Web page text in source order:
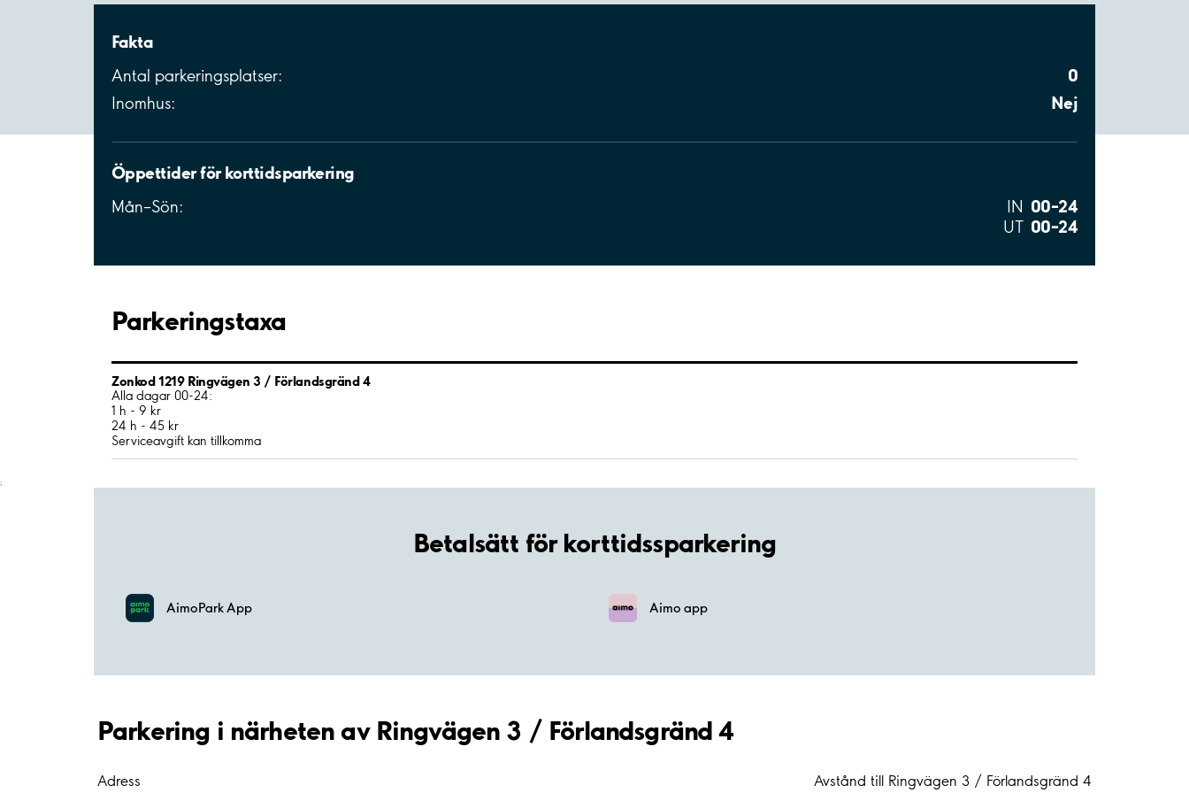
Fakta
Antal parkeringsplatser: 0
Inomhus: Nej
Öppettider för korttidsparkering
Mån–Sön: IN 00–24
UT 00–24
Parkeringstaxa
Zonkod 1219 Ringvägen 3 / Förlandsgränd 4
Alla dagar 00-24:
1 h - 9 kr
24 h - 45 kr
Serviceavgift kan tillkomma
;
Betalsätt för korttidssparkering
AimoPark App Aimo app
Parkering i närheten av Ringvägen 3 / Förlandsgränd 4
Adress Avstånd till Ringvägen 3 / Förlandsgränd 4